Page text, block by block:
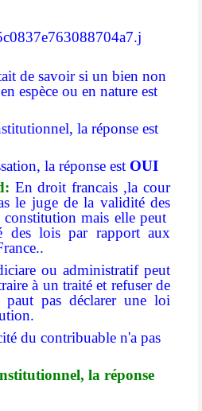
de savoir si un bien non
espèce ou en nature est
la réponse est
la réponse est OUI
En droit francais ,la cour
le juge de la validité des
mais elle peut
des lois par rapport aux
ou administratif peut
à un traité et refuser de
paut pas déclarer une loi
du contribuable n'a pas
la réponse